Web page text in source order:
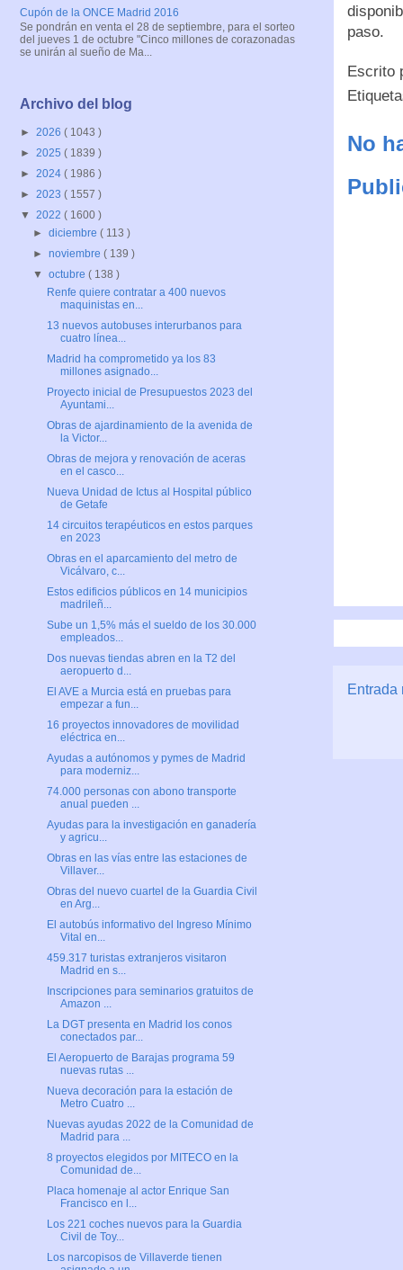
paso.
Escrito
No
Entrada
Cupón de la ONCE Madrid 2016
Se pondrán en venta el 28 de septiembre, para el sorteo
del jueves 1 de octubre "Cinco millones de corazonadas
se unirán al sueño de Ma...
Archivo del blog
► 2026 ( 1043 )
► 2025 ( 1839 )
► 2024 ( 1986 )
► 2023 ( 1557 )
▼ 2022 ( 1600 )
►diciembre( 113 )
►noviembre( 139 )
▼octubre( 138 )
Renfe quiere contratar a 400 nuevos
maquinistas en...
13 nuevos autobuses interurbanos para
cuatro línea...
Madrid ha comprometido ya los 83
millones asignado...
Proyecto inicial de Presupuestos 2023 del
Ayuntami...
Obras de ajardinamiento de la avenida de
la Victor...
Obras de mejora y renovación de aceras
en el casco...
Nueva Unidad de Ictus al Hospital público
de Getafe
14 circuitos terapéuticos en estos parques
en 2023
Obras en el aparcamiento del metro de
Vicálvaro, c...
Estos edificios públicos en 14 municipios
madrileñ...
Sube un 1,5% más el sueldo de los 30.000
empleados...
Dos nuevas tiendas abren en la T2 del
aeropuerto d...
El AVE a Murcia está en pruebas para
empezar a fun...
16 proyectos innovadores de movilidad
eléctrica en...
Ayudas a autónomos y pymes de Madrid
para moderniz...
74.000 personas con abono transporte
anual pueden ...
Ayudas para la investigación en ganadería
y agricu...
Obras en las vías entre las estaciones de
Villaver...
Obras del nuevo cuartel de la Guardia Civil
en Arg...
El autobús informativo del Ingreso Mínimo
Vital en...
459.317 turistas extranjeros visitaron
Madrid en s...
Inscripciones para seminarios gratuitos de
Amazon ...
La DGT presenta en Madrid los conos
conectados par...
El Aeropuerto de Barajas programa 59
nuevas rutas ...
Nueva decoración para la estación de
Metro Cuatro ...
Nuevas ayudas 2022 de la Comunidad de
Madrid para ...
8 proyectos elegidos por MITECO en la
Comunidad de...
Placa homenaje al actor Enrique San
Francisco en l...
Los 221 coches nuevos para la Guardia
Civil de Toy...
Los narcopisos de Villaverde tienen